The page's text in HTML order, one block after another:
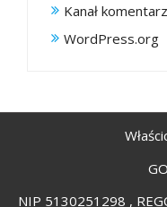
Kanał
WordPress.org
NIP 5130251298 ,